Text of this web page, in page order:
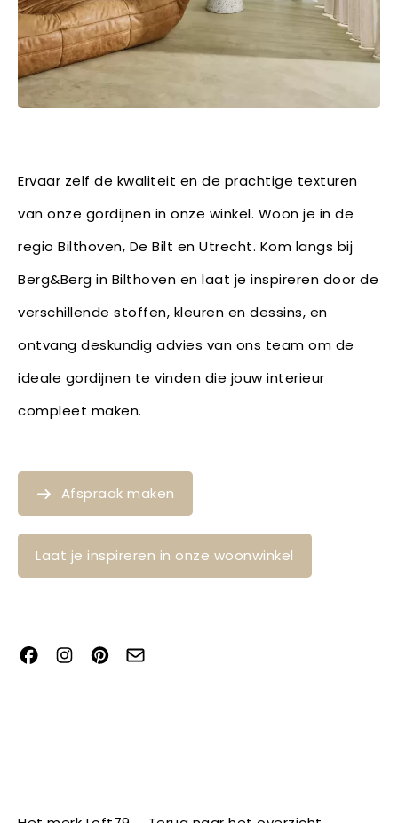
Ervaar zelf de kwaliteit en de prachtige texturen
van onze gordijnen in onze winkel. Woon je in de
regio Bilthoven, De Bilt en Utrecht. Kom langs bij
Berg&Berg in Bilthoven en laat je inspireren door de
verschillende stoffen, kleuren en dessins, en
ontvang deskundig advies van ons team om de
ideale gordijnen te vinden die jouw interieur
compleet maken.
Afspraak maken
Laat je inspireren in onze woonwinkel